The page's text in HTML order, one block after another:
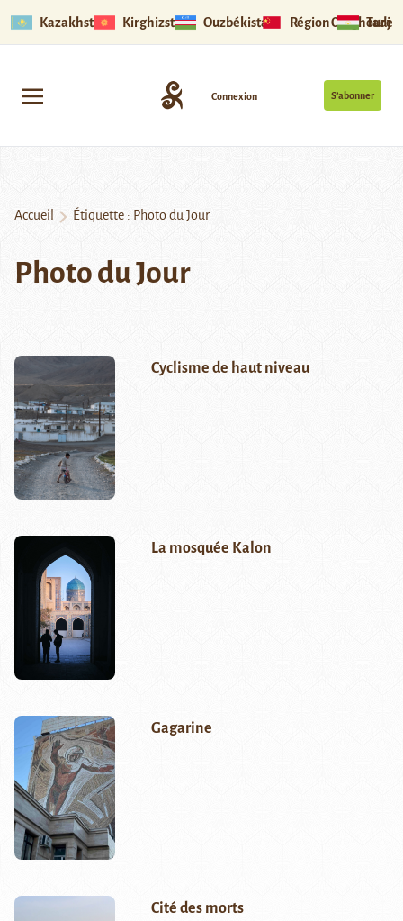
Kazakhstan Kirghizstan Ouzbékistan Région Ouïghoure
S’abonner
Connexion
Accueil Étiquette : Photo du Jour
Photo du Jour
Cyclisme de haut niveau
La mosquée Kalon
Gagarine
Cité des morts